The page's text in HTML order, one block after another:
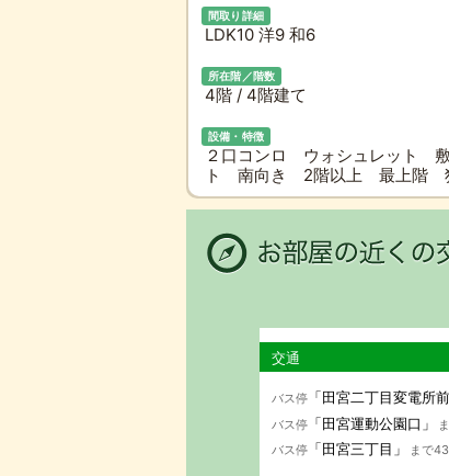
間取り詳細
LDK10 洋9 和6
所在階／階数
4階 / 4階建て
設備・特徴
２口コンロ ウォシュレット
ト 南向き 2階以上 最上階
交通
バス停 「田宮二丁目変電所前
バス停 「田宮運動公園口」
バス停 「田宮三丁目」 まで